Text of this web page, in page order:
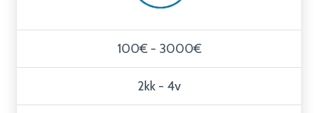
100€ - 3000€
2kk - 4v